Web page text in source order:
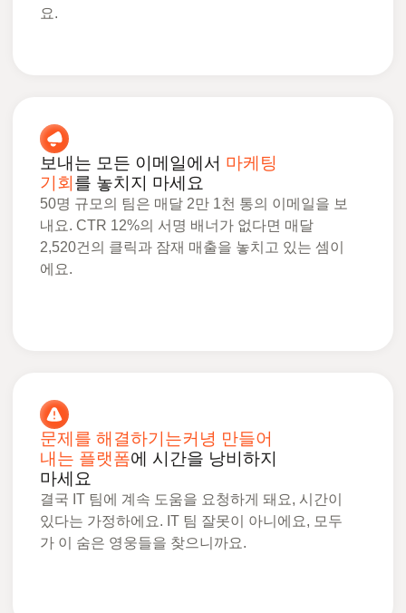
요.
보내는 모든 이메일에서 마케팅
기회 를 놓치지 마세요
50명 규모의 팀은 매달 2만 1천 통의 이메일을 보
내요. CTR 12%의 서명 배너가 없다면 매달
2,520건의 클릭과 잠재 매출을 놓치고 있는 셈이
에요.
문제를 해결하기는커녕 만들어
내는 플랫폼에 시간을 낭비하지
마세요
결국 IT 팀에 계속 도움을 요청하게 돼요, 시간이
있다는 가정하에요. IT 팀 잘못이 아니에요, 모두
가 이 숨은 영웅들을 찾으니까요.